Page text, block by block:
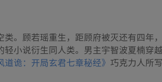
。顾若瑶重生，距顾府被灭还有四年
轻小说衍生同人类。男主宇智波夏楠穿
道诡：开局玄君七章秘经》 巧克力人所